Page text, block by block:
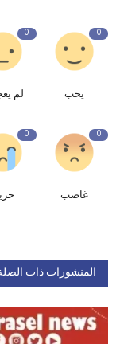
0
يحب
0
لم
0
غاضب
0
المنشورات ذات